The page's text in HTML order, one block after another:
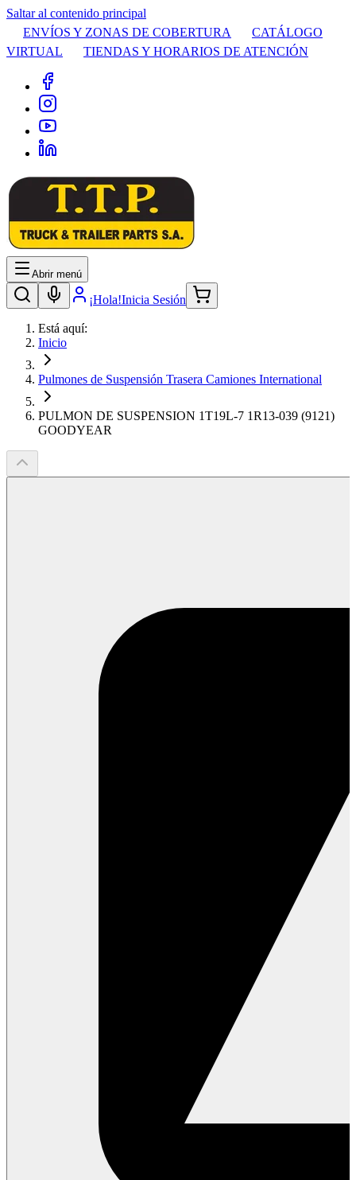
Saltar al contenido principal
ENVÍOS Y ZONAS DE COBERTURA
CATÁLOGO
VIRTUAL
TIENDAS Y HORARIOS DE ATENCIÓN
Abrir menú
¡Hola!Inicia Sesión
Está aquí:
Inicio
Pulmones de Suspensión Trasera Camiones International
PULMON DE SUSPENSION 1T19L-7 1R13-039 (9121)
GOODYEAR